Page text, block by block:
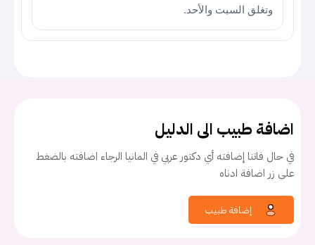
وتغلق السبت والأحد.
اضافة طبيب الى الدليل
في حال فاتنا إضافته أي دكتور عربي في المانيا الرجاء اضافته بالضغط
على زر اضافة ادناه